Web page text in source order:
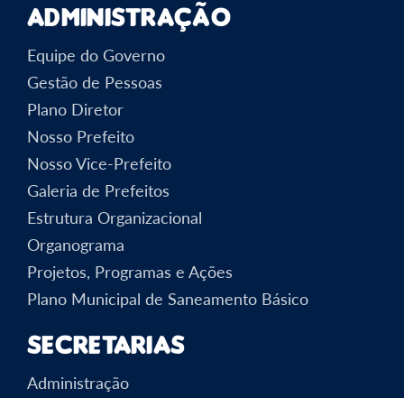
Administração
Equipe do Governo
Gestão de Pessoas
Plano Diretor
Nosso Prefeito
Nosso Vice-Prefeito
Galeria de Prefeitos
Estrutura Organizacional
Organograma
Projetos, Programas e Ações
Plano Municipal de Saneamento Básico
Secretarias
Administração